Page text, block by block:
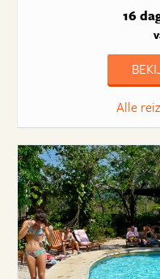
16
Alle